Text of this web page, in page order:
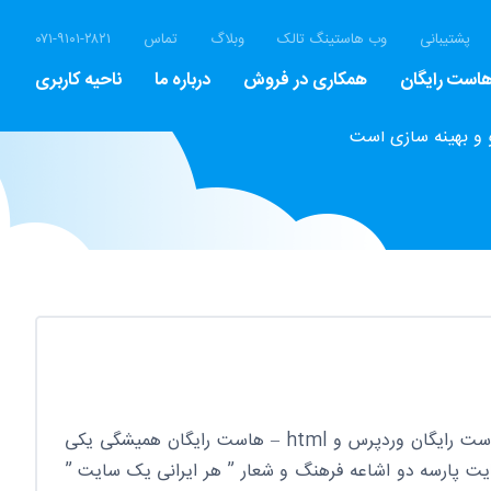
ناحیه کاربری درباره ما همکاری در فروش رایگان
۰۷۱-۹۱۰۱-۲۸۲۱ تماس وبلاگ وب هاستینگ تالک پشتیبانی
و بهینه سازی است
هاست رایگان هاست رایگان – هاست رایگان وردپرس و html – هاست رایگان همیشگی یکی
پارسه دو اشاعه فرهنگ و شعار ” هر ایرانی یک سایت ”